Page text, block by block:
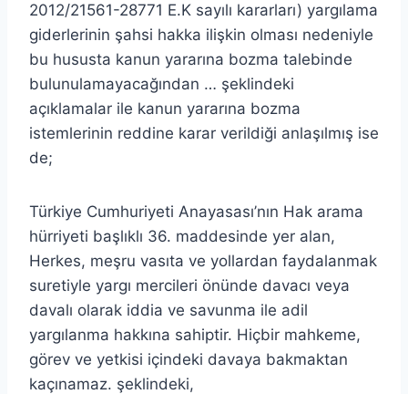
2012/21561-28771 E.K sayılı kararları) yargılama
giderlerinin şahsi hakka ilişkin olması nedeniyle
bu hususta kanun yararına bozma talebinde
bulunulamayacağından … şeklindeki
açıklamalar ile kanun yararına bozma
istemlerinin reddine karar verildiği anlaşılmış ise
de;
Türkiye Cumhuriyeti Anayasası’nın Hak arama
hürriyeti başlıklı 36. maddesinde yer alan,
Herkes, meşru vasıta ve yollardan faydalanmak
suretiyle yargı mercileri önünde davacı veya
davalı olarak iddia ve savunma ile adil
yargılanma hakkına sahiptir. Hiçbir mahkeme,
görev ve yetkisi içindeki davaya bakmaktan
kaçınamaz. şeklindeki,